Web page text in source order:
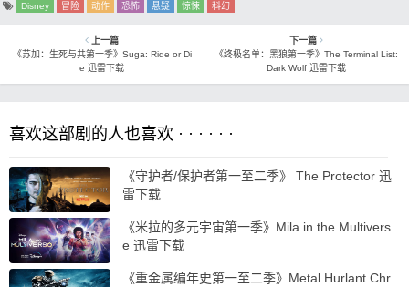
Disney 冒险 动作 恐怖 悬疑 惊悚 科幻
上一篇
《苏加：生死与共第一季》Suga: Ride or Di
e 迅雷下载
下一篇
《终极名单：黑狼第一季》The Terminal List:
Dark Wolf 迅雷下载
喜欢这部剧的人也喜欢 · · · · · ·
《守护者/保护者第一至二季》 The Protector 迅
雷下载
《米拉的多元宇宙第一季》Mila in the Multivers
e 迅雷下载
《重金属编年史第一至二季》Metal Hurlant Chr